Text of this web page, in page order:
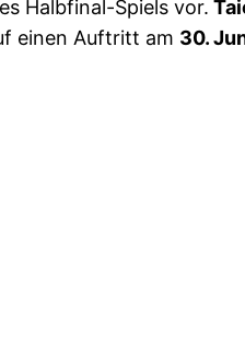
Halbfinal-Spiels vor.
einen Auftritt am 30.